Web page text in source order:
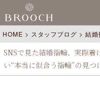
HOME > スタッフブログ >結婚
SNSで見た結婚指輪、実際
い“本当に似合う指輪”の見つ